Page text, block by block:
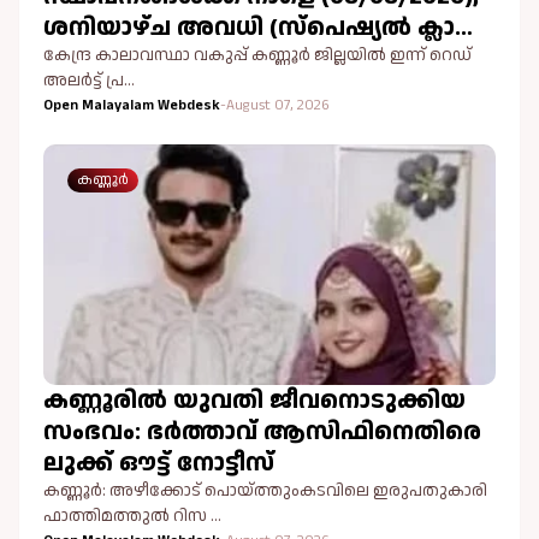
ശനിയാഴ്ച അവധി (സ്പെഷ്യൽ ക്ലാസ്
ഉൾപ്പെടെ നടക്കുന്ന സാഹചര്യത്തിൽ).
കേന്ദ്ര കാലാവസ്ഥാ വകുപ്പ് കണ്ണൂർ ജില്ലയിൽ ഇന്ന് റെഡ്
അലർട്ട് പ്ര…
Open Malayalam Webdesk-August 07, 2026
കണ്ണൂർ
കണ്ണൂരിൽ യുവതി ജീവനൊടുക്കിയ
സംഭവം: ഭർത്താവ് ആസിഫിനെതിരെ
ലുക്ക് ഔട്ട് നോട്ടീസ്
കണ്ണൂർ: അഴീക്കോട് പൊയ്ത്തുംകടവിലെ ഇരുപതുകാരി
ഫാത്തിമത്തുൽ റിസ …